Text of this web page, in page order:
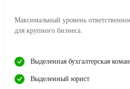
Максимальный уровень
для крупного бизнеса.
Выделенная бухгалтерская
Выделенный юрист